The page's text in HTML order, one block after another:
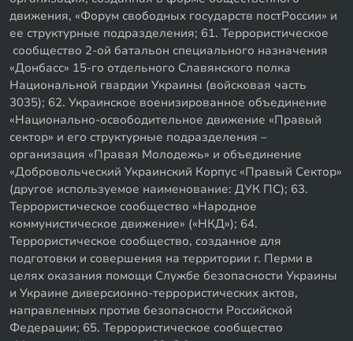
движения, «Форум свободных государств постРоссии» и
ее структурные подразделения; 61. Террористическое
сообщество 2-ой батальон специального назначения
«Донбасс» 15-го отдельного Славянского полка
Национальной гвардии Украины (войсковая часть
3035); 62. Украинское военизированное объединение
«Национально-освободительное движение «Правый
сектор» и его структурные подразделения –
организация «Правая Молодежь» и объединение
«Добровольческий Украинский Корпус «Правый Сектор»
(другое используемое наименование: ДУК ПС); 63.
Террористическое сообщество «Народное
коммунистическое движение» («НКД»); 64.
Террористическое сообщество, созданное для
подготовки и совершения на территории г. Перми в
целях оказания помощи Службе безопасности Украины
и Украине диверсионно-террористических актов,
направленных против безопасности Российской
Федерации; 65. Террористическое сообщество